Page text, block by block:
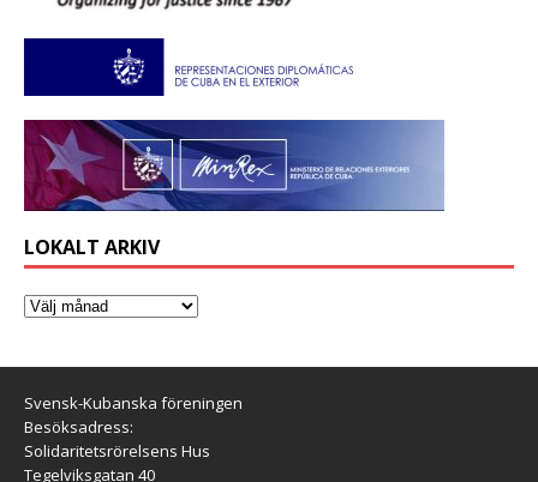
LOKALT ARKIV
Svensk-Kubanska föreningen
Besöksadress:
Solidaritetsrörelsens Hus
Tegelviksgatan 40